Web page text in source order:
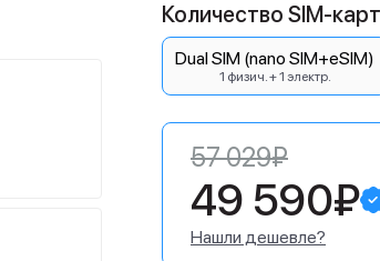
Количество SIM-
Dual SIM (nano SIM+eSIM)
1 физич. + 1 электр.
57 029₽
49 590₽
Нашли дешевле?